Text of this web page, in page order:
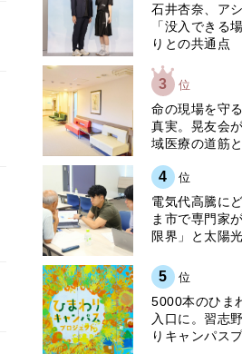
石井杏奈、ア
「没入でき
りとの共通点
3 位
命の現場を守
真実。晃友会
域医療の道筋と
4 位
電気代高騰に
ま市で専門家
限界」と太陽
5 位
5000本のひま
入口に。習志
りキャンパス